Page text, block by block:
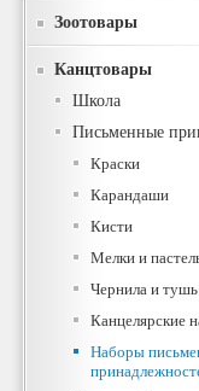
Зоотовары
Канцтовары
Школа
Письменные
Краски
Карандаши
Кисти
Мелки и
Чернила и тушь
Канцелярские
Наборы